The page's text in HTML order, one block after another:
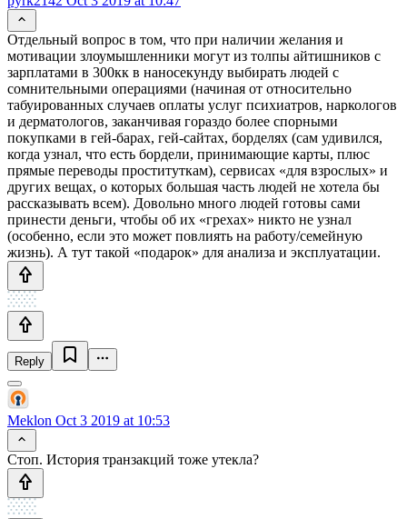
Отдельный вопрос в том, что при наличии желания и
мотивации злоумышленники могут из толпы айтишников с
зарплатами в 300кк в наносекунду выбирать людей с
сомнительными операциями (начиная от относительно
табуированных случаев оплаты услуг психиатров, наркологов
и дерматологов, заканчивая гораздо более спорными
покупками в гей-барах, гей-сайтах, борделях (сам удивился,
когда узнал, что есть бордели, принимающие карты, плюс
прямые переводы проституткам), сервисах «для взрослых» и
других вещах, о которых большая часть людей не хотела бы
рассказывать всем). Довольно много людей готовы сами
принести деньги, чтобы об их «грехах» никто не узнал
(особенно, если это может повлиять на работу/семейную
жизнь). А тут такой «подарок» для анализа и эксплуатации.
Reply
Meklon Oct 3 2019 at 10:53
Стоп. История транзакций тоже утекла?